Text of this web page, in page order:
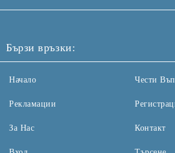
Бързи връзки:
Начало
Рекламации
За Нас
Чести
Контакт